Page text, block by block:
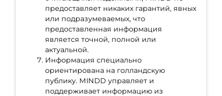
предоставляет никаких гарантий, явных
или подразумеваемых, что
предоставленная информация
является точной, полной или
актуальной.
Информация специально
ориентирована на голландскую
публику. MINDD управляет и
поддерживает информацию из